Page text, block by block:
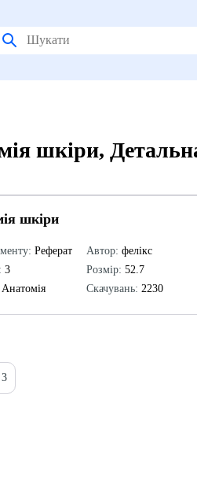
шкіри,
шкіри
Реферат
3
Анатомія
Автор: фелікс
Розмір: 52.7
Скачувань: 2230
3